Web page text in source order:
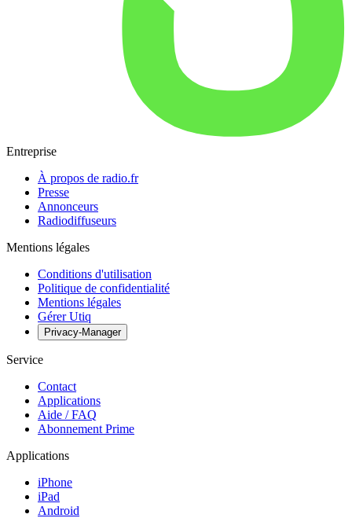
Entreprise
À propos de radio.fr
Presse
Annonceurs
Radiodiffuseurs
Mentions légales
Conditions d'utilisation
Politique de confidentialité
Mentions légales
Gérer Utiq
Privacy-Manager
Service
Contact
Applications
Aide / FAQ
Abonnement Prime
Applications
iPhone
iPad
Android